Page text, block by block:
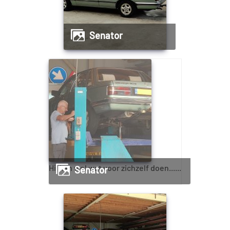
Senator
Senator
Hij kan wel wat voor zichzelf doen......